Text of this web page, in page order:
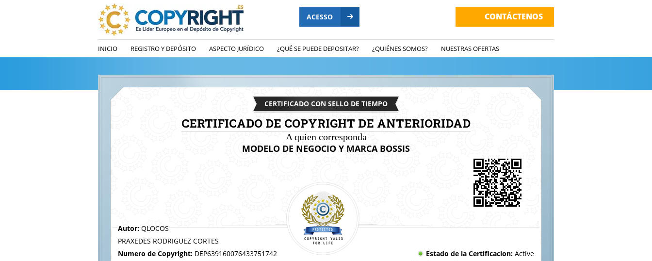
ACESSO CONTÁCTENOS
INICIO REGISTRO Y DEPÓSITO ASPECTO JURÍDICO ¿QUÉ SE PUEDE DEPOSITAR? ¿QUIÉNES SOMOS? NUESTRAS OFERTAS
CERTIFICADO CON SELLO DE TIEMPO
CERTIFICADO DE COPYRIGHT DE ANTERIORIDAD
A quien corresponda
MODELO DE NEGOCIO Y MARCA BOSSIS
Autor: QLOCOS
PRAXEDES RODRIGUEZ CORTES
Numero de Copyright: DEP639160076433751742
Estado de la Certificacion: Active